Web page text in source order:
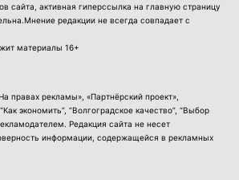
сайта, активная гиперссылка на главную страницу
редакции не всегда совпадает с
материалы 16+
правах рекламы», «Партнёрский проект»,
экономить”, “Волгоградское качество”, “Выбор
Редакция сайта не несет
информации, содержащейся в рекламных